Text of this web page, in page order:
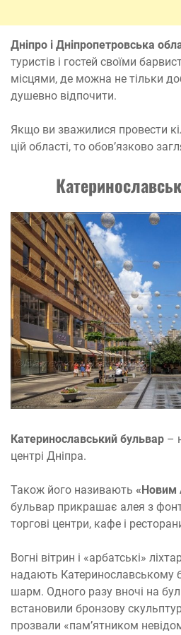
Дніпро і Дніпропетровська
туристів і гостей своїми
місцями, де можна не тільки
душевно відпочити.
Якщо ви зважилися провести
цій області, то обов’язково
Катеринославський бульвар –
центрі Дніпра.
Також його називають «Новим
бульвар прикрашає алея з
торгові центри, кафе і
Вогні вітрин і «арбатські»
надають Катеринославському
шарм. Одного разу вночі на
встановили бронзову
прозвали «пам’ятником